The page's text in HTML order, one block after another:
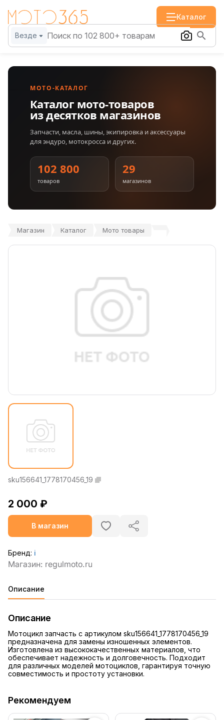
Каталог
Везде
МОТО-КАТАЛОГ
Каталог мото-товаров
из десятков магазинов
Запчасти, масла, шины, экипировка и аксессуары
для эндуро, мотокросса и других.
102 800
товаров
29
магазинов
Магазин Каталог Мото товары
sku156641_1778170456_19
2 000 ₽
В магазин
Бренд: ℹ️
Описание
Описание
Мотоцикл запчасть с артикулом sku156641_1778170456_19
предназначена для замены изношенных элементов.
Изготовлена из высококачественных материалов, что
обеспечивает надежность и долговечность. Подходит
для различных моделей мотоциклов, гарантируя точную
совместимость и простоту установки.
Рекомендуем